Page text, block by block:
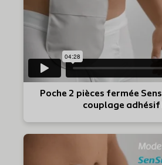
Poche 2 pièces fermée
couplage adhésif